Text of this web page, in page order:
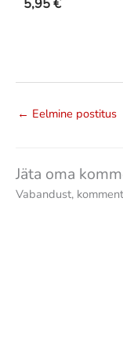
← Eelmine postitus
Jäta oma
Vabandust,